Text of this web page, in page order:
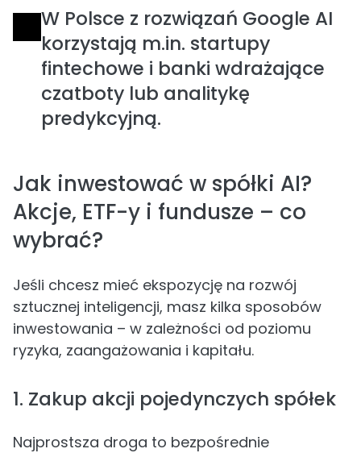
W Polsce z rozwiązań Google AI
korzystają m.in. startupy
fintechowe i banki wdrażające
czatboty lub analitykę
predykcyjną.
Jak inwestować w spółki AI?
Akcje, ETF-y i fundusze – co
wybrać?
Jeśli chcesz mieć ekspozycję na rozwój
sztucznej inteligencji, masz kilka sposobów
inwestowania – w zależności od poziomu
ryzyka, zaangażowania i kapitału.
1. Zakup akcji pojedynczych spółek
Najprostsza droga to bezpośrednie